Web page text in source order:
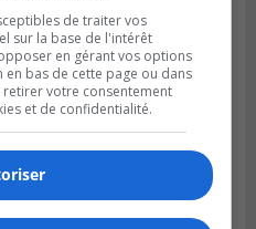
de traiter vos
sur la base de l'intérêt
en gérant vos options
en bas de cette page ou dans
votre consentement
et de confidentialité.